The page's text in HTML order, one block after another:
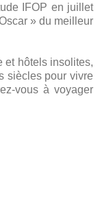
IFOP en juillet
» du meilleur
et hôtels insolites,
siècles pour vivre
vous à voyager